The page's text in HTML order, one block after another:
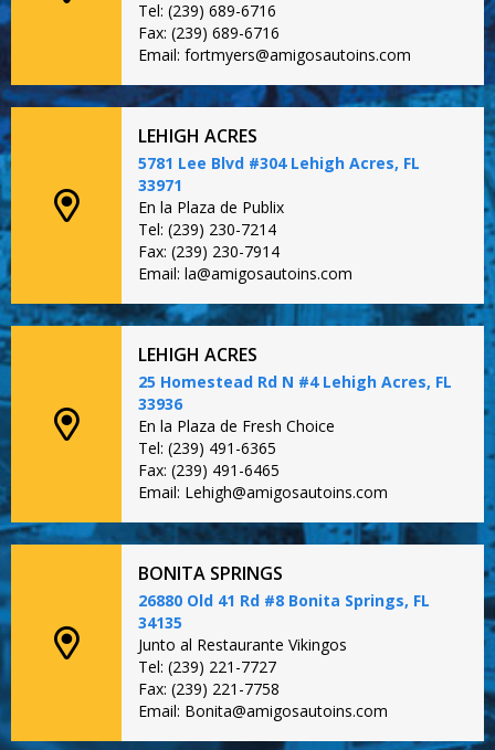
Tel: (239) 689-6716
Fax: (239) 689-6716
Email: fortmyers@amigosautoins.com
LEHIGH ACRES
5781 Lee Blvd #304 Lehigh Acres, FL
33971
En la Plaza de Publix
Tel: (239) 230-7214
Fax: (239) 230-7914
Email: la@amigosautoins.com
LEHIGH ACRES
25 Homestead Rd N #4 Lehigh Acres, FL
33936
En la Plaza de Fresh Choice
Tel: (239) 491-6365
Fax: (239) 491-6465
Email: Lehigh@amigosautoins.com
BONITA SPRINGS
26880 Old 41 Rd #8 Bonita Springs, FL
34135
Junto al Restaurante Vikingos
Tel: (239) 221-7727
Fax: (239) 221-7758
Email: Bonita@amigosautoins.com